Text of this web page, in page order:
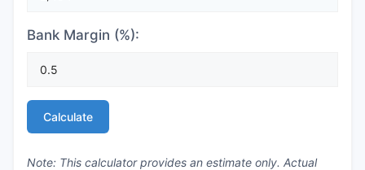
Bank Margin (%):
Calculate
Note: This calculator provides an estimate only. Actual